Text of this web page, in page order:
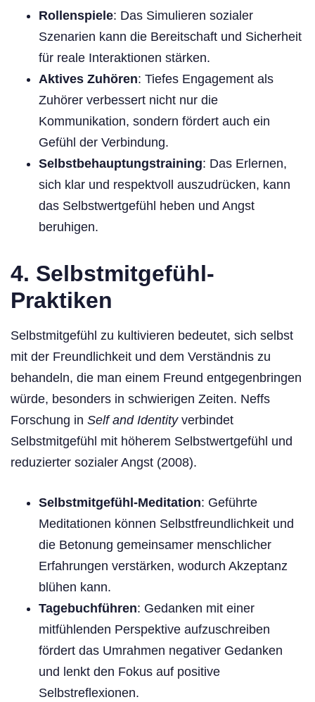
Rollenspiele: Das Simulieren sozialer
Szenarien kann die Bereitschaft und Sicherheit
für reale Interaktionen stärken.
Aktives Zuhören: Tiefes Engagement als
Zuhörer verbessert nicht nur die
Kommunikation, sondern fördert auch ein
Gefühl der Verbindung.
Selbstbehauptungstraining: Das Erlernen,
sich klar und respektvoll auszudrücken, kann
das Selbstwertgefühl heben und Angst
beruhigen.
4. Selbstmitgefühl-
Praktiken
Selbstmitgefühl zu kultivieren bedeutet, sich selbst
mit der Freundlichkeit und dem Verständnis zu
behandeln, die man einem Freund entgegenbringen
würde, besonders in schwierigen Zeiten. Neffs
Forschung in Self and Identityverbindet
Selbstmitgefühl mit höherem Selbstwertgefühl und
reduzierter sozialer Angst (2008).
Selbstmitgefühl-Meditation: Geführte
Meditationen können Selbstfreundlichkeit und
die Betonung gemeinsamer menschlicher
Erfahrungen verstärken, wodurch Akzeptanz
blühen kann.
Tagebuchführen: Gedanken mit einer
mitfühlenden Perspektive aufzuschreiben
fördert das Umrahmen negativer Gedanken
und lenkt den Fokus auf positive
Selbstreflexionen.